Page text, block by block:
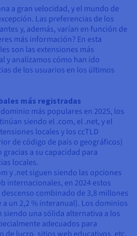
a gran velocidad, y el mundo de
Las preferencias de los
y, además, varían en función de
más información? En esta
son las extensiones más
y analizamos cómo han ido
de los usuarios en los últimos
más registradas
más populares en 2025, los
siendo el .com, el .net, y el
locales y los ccTLD
de código de país o geográficos)
a su capacidad para
locales.
y .net siguen siendo las opciones
internacionales, en 2024 estos
combinado de 3,8 millones
un 2,2 % interanual). Los dominios
siendo una sólida alternativa a los
adecuados para